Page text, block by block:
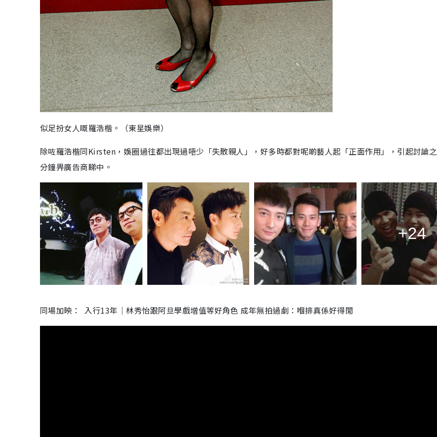
似足扮女人嘅羅浩楷。（東星娛樂）
除咗羅浩楷同Kirsten，娛圈過往都出現過唔少「失散親人」，好多時都對呢啲藝人起「正面作用」，引起討論
分鐘畀廣告商睇中。
+24
同場加映： 入行13年｜林秀怡跟阿旦學戲增值等好角色 成年無拍過劇：嗰排真係好得閒